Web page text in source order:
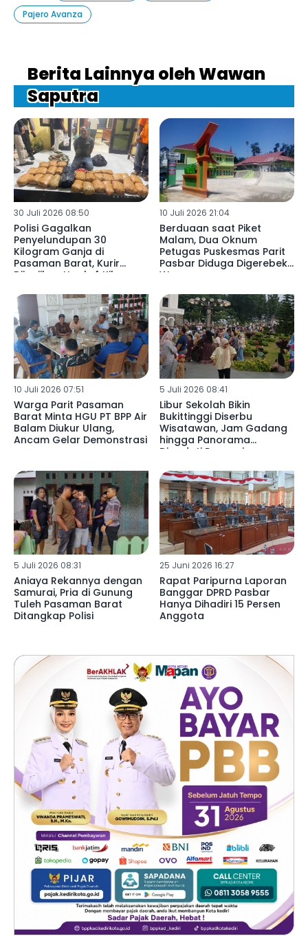
Pajero Avanza
Berita Lainnya oleh Wawan
Saputra
30 Juli 2026 08:50
Polisi Gagalkan
Penyelundupan 30
Kilogram Ganja di
Pasaman Barat, Kurir
Dijanjikan Upah 4 Kilogram
10 Juli 2026 21:04
Berduaan saat Piket
Malam, Dua Oknum
Petugas Puskesmas Parit
Pasbar Diduga Digerebek
Warga
10 Juli 2026 07:51
Warga Parit Pasaman
Barat Minta HGU PT BPP Air
Balam Diukur Ulang,
Ancam Gelar Demonstrasi
5 Juli 2026 08:41
Libur Sekolah Bikin
Bukittinggi Diserbu
Wisatawan, Jam Gadang
hingga Panorama
Dipadati Pengunjung
5 Juli 2026 08:31
Aniaya Rekannya dengan
Samurai, Pria di Gunung
Tuleh Pasaman Barat
Ditangkap Polisi
25 Juni 2026 16:27
Rapat Paripurna Laporan
Banggar DPRD Pasbar
Hanya Dihadiri 15 Persen
Anggota